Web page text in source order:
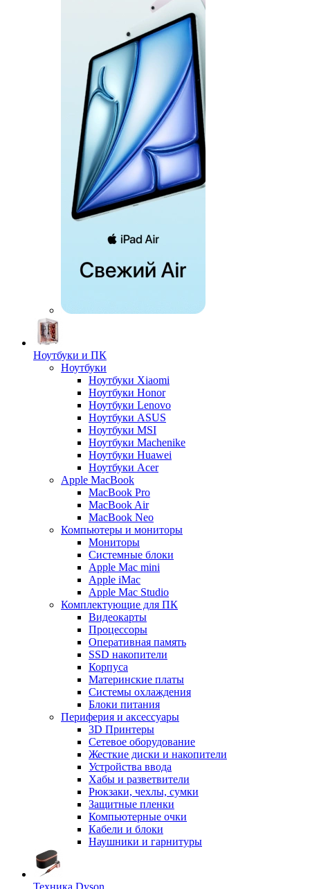
Ноутбуки и ПК
Ноутбуки
Ноутбуки Xiaomi
Ноутбуки Honor
Ноутбуки Lenovo
Ноутбуки ASUS
Ноутбуки MSI
Ноутбуки Machenike
Ноутбуки Huawei
Ноутбуки Acer
Apple MacBook
MacBook Pro
MacBook Air
MacBook Neo
Компьютеры и мониторы
Мониторы
Системные блоки
Apple Mac mini
Apple iMac
Apple Mac Studio
Комплектующие для ПК
Видеокарты
Процессоры
Оперативная память
SSD накопители
Корпуса
Материнские платы
Системы охлаждения
Блоки питания
Периферия и аксессуары
3D Принтеры
Сетевое оборудование
Жесткие диски и накопители
Устройства ввода
Хабы и разветвители
Рюкзаки, чехлы, сумки
Защитные пленки
Компьютерные очки
Кабели и блоки
Наушники и гарнитуры
Техника Dyson